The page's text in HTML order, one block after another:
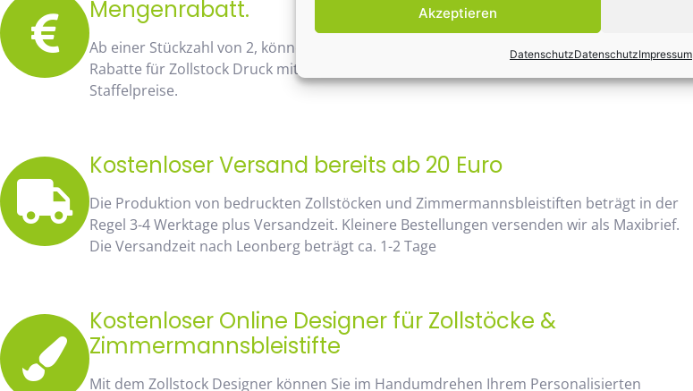
Akzeptieren
DatenschutzDatenschutzImpressum
Mengenrabatt.
Ab einer Stückzahl von 2, können Sie bereits von unserem Mengenrabatt profitieren. Die
Rabatte für Zollstock Druck mit Namen und Logo, sehen Sie sofort anhand der
Staffelpreise.
Kostenloser Versand bereits ab 20 Euro
Die Produktion von bedruckten Zollstöcken und Zimmermannsbleistiften beträgt in der
Regel 3-4 Werktage plus Versandzeit. Kleinere Bestellungen versenden wir als Maxibrief.
Die Versandzeit nach Leonberg beträgt ca. 1-2 Tage
Kostenloser Online Designer für Zollstöcke &
Zimmermannsbleistifte
Mit dem Zollstock Designer können Sie im Handumdrehen Ihrem Personalisierten